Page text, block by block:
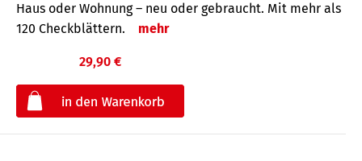
Haus oder Wohnung – neu oder gebraucht. Mit mehr als
120 Check­blättern.
mehr
29,90 €